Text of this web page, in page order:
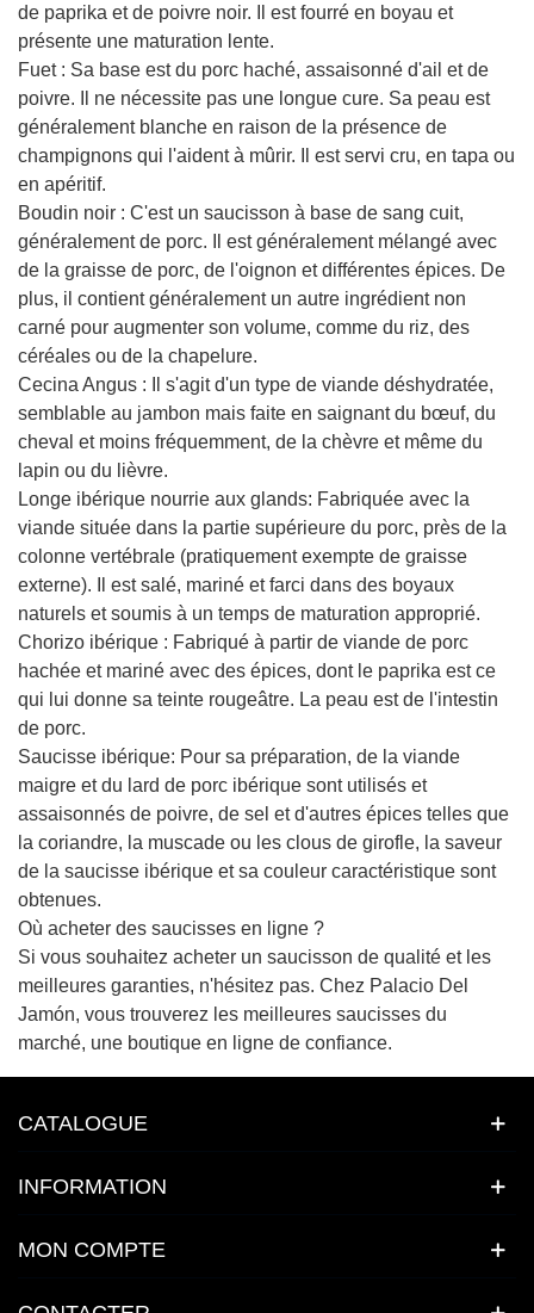
de paprika et de poivre noir. Il est fourré en boyau et
présente une maturation lente.
Fuet : Sa base est du porc haché, assaisonné d'ail et de
poivre. Il ne nécessite pas une longue cure. Sa peau est
généralement blanche en raison de la présence de
champignons qui l'aident à mûrir. Il est servi cru, en tapa ou
en apéritif.
Boudin noir : C'est un saucisson à base de sang cuit,
généralement de porc. Il est généralement mélangé avec
de la graisse de porc, de l'oignon et différentes épices. De
plus, il contient généralement un autre ingrédient non
carné pour augmenter son volume, comme du riz, des
céréales ou de la chapelure.
Cecina Angus : Il s'agit d'un type de viande déshydratée,
semblable au jambon mais faite en saignant du bœuf, du
cheval et moins fréquemment, de la chèvre et même du
lapin ou du lièvre.
Longe ibérique nourrie aux glands: Fabriquée avec la
viande située dans la partie supérieure du porc, près de la
colonne vertébrale (pratiquement exempte de graisse
externe). Il est salé, mariné et farci dans des boyaux
naturels et soumis à un temps de maturation approprié.
Chorizo ​​ibérique : Fabriqué à partir de viande de porc
hachée et mariné avec des épices, dont le paprika est ce
qui lui donne sa teinte rougeâtre. La peau est de l'intestin
de porc.
Saucisse ibérique: Pour sa préparation, de la viande
maigre et du lard de porc ibérique sont utilisés et
assaisonnés de poivre, de sel et d'autres épices telles que
la coriandre, la muscade ou les clous de girofle, la saveur
de la saucisse ibérique et sa couleur caractéristique sont
obtenues.
Où acheter des saucisses en ligne ?
Si vous souhaitez acheter un saucisson de qualité et les
meilleures garanties, n'hésitez pas. Chez Palacio Del
Jamón, vous trouverez les meilleures saucisses du
marché, une boutique en ligne de confiance.
CATALOGUE
INFORMATION
MON COMPTE